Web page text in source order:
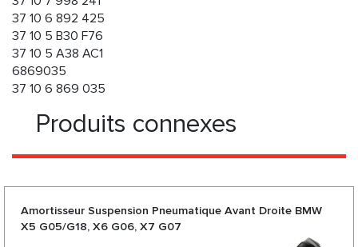
37 10 6 892 425
37 10 5 B30 F76
37 10 5 A38 AC1
6869035
37 10 6 869 035
Produits connexes
Amortisseur Suspension Pneumatique Avant Droite BMW
X5 G05/G18, X6 G06, X7 G07